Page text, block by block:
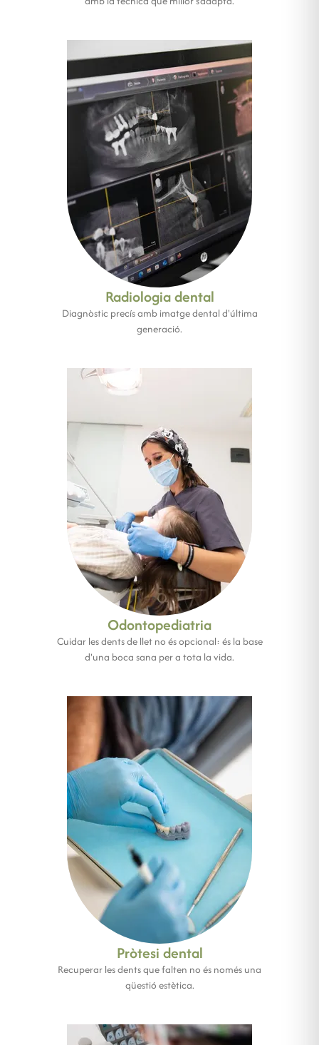
Radiologia dental
Diagnòstic precís amb imatge dental d'última
generació.
Odontopediatria
Cuidar les dents de llet no és opcional: és la base
d'una boca sana per a tota la vida.
Pròtesi dental
Recuperar les dents que falten no és només una
qüestió estètica.